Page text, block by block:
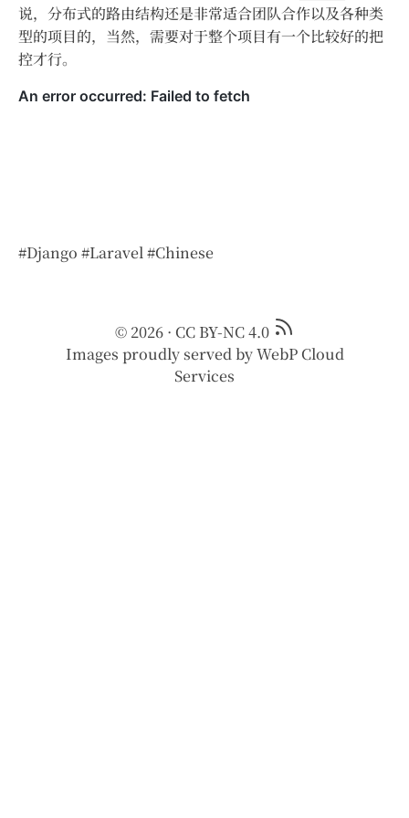
说，分布式的路由结构还是非常适合团队合作以及各种类
型的项目的，当然，需要对于整个项目有一个比较好的把
控才行。
#Django #Laravel#Chinese
© 2026 · CC BY-NC 4.0
Images proudly served byWebP Cloud
Services